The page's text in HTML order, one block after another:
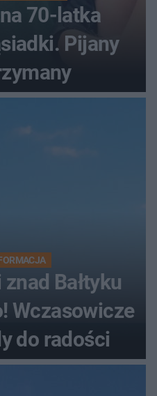
70-latka
Pijany
Bałtyku
Wczasowicze
do radości